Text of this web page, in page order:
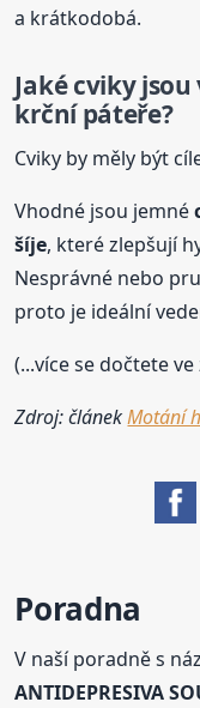
a krátkodobá.
Jaké cviky
krční páteře?
Cviky by měly být
Vhodné jsou jemné
šíje, které zlepšují
Nesprávné nebo
proto je ideální
(...více se dočtete
Zdroj: článekMotání
Poradna
V naší poradně s
ANTIDEPRESIVA